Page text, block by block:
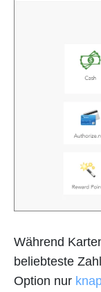
Während
beliebteste
Option nur